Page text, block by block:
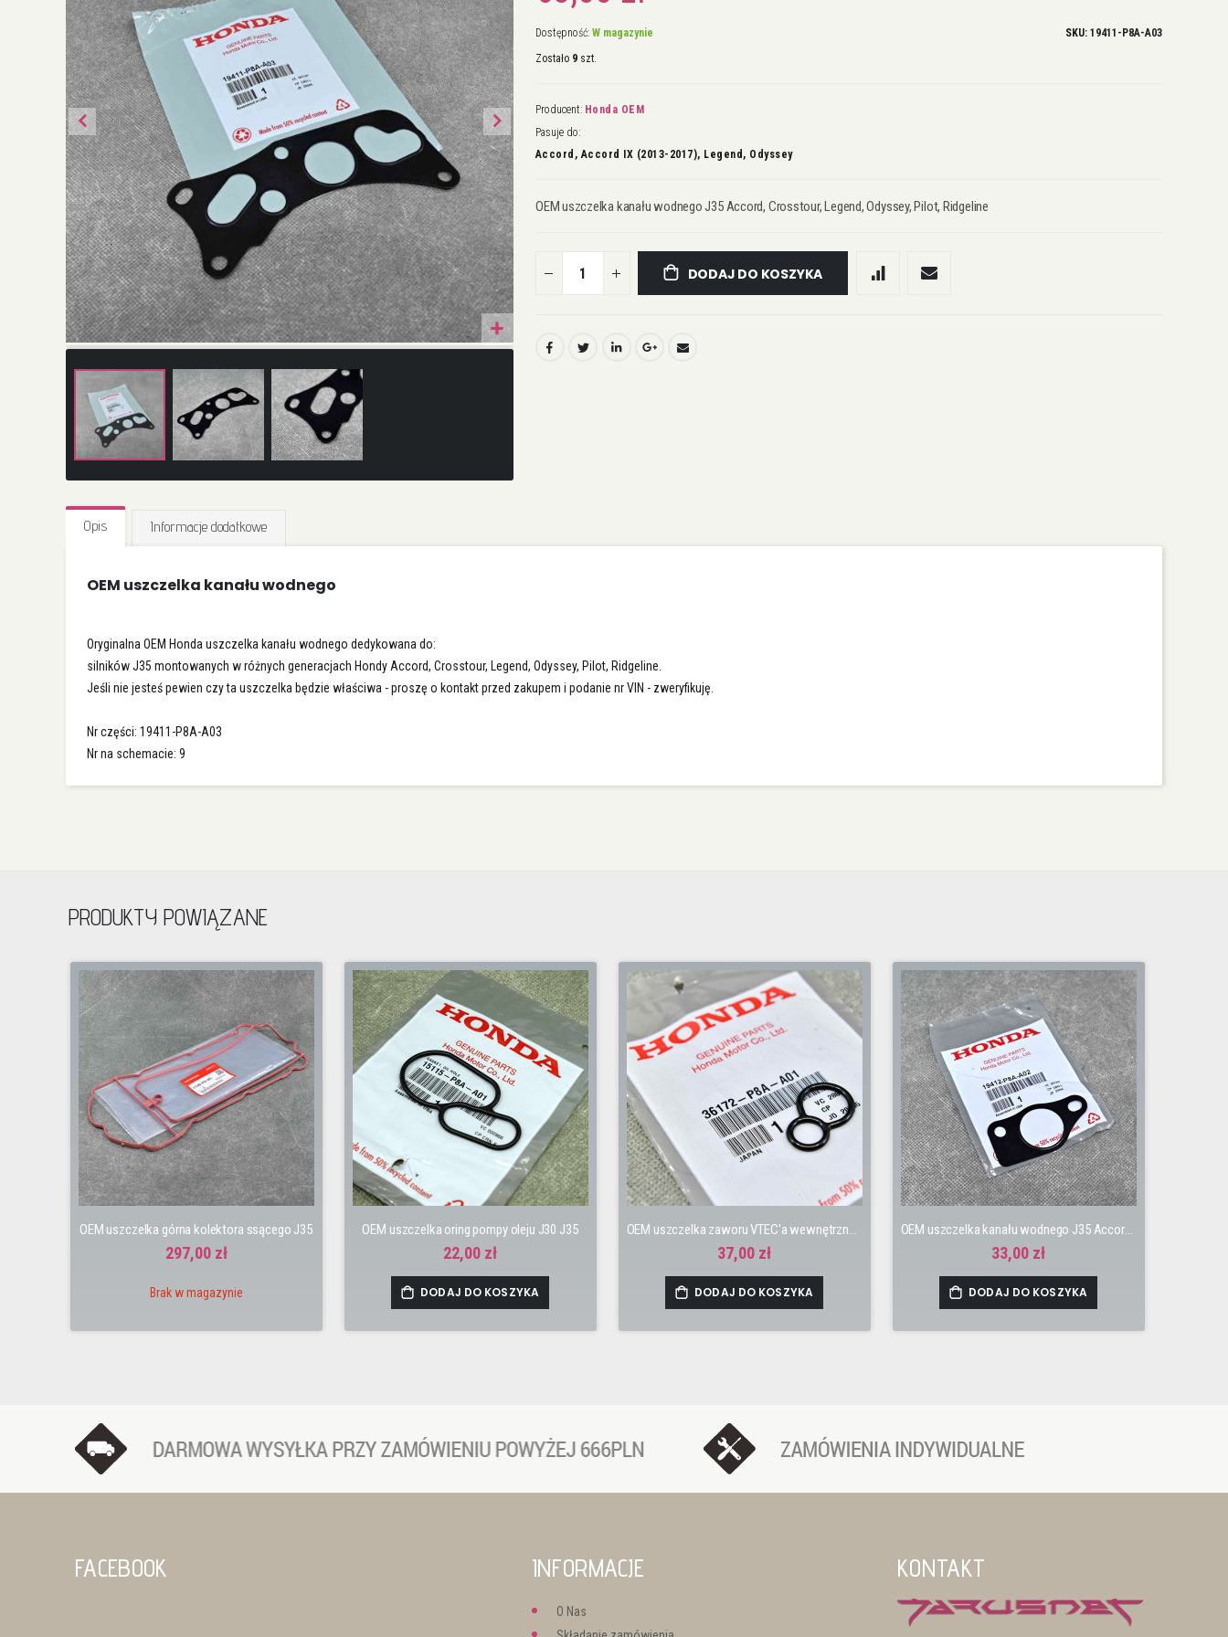
na
początek
Dostępność: W magazynie
Zostało 9szt.
SKU 19411-P8A-A03
Producent: Honda OEM
Pasuje do:
Accord, Accord IX (2013-2017), Legend, Odyssey
OEM uszczelka kanału wodnego J35 Accord, Crosstour, Legend, Odyssey, Pilot, Ridgeline
DODAJ DO KOSZYKA
Opis
OEM uszczelka kanału wodnego
Oryginalna OEM Honda uszczelka kanału wodnego dedykowana do:
silników J35 montowanych w różnych generacjach Hondy Accord, Crosstour, Legend, Odyssey, Pilot, Ridgeline.
Jeśli nie jesteś pewien czy ta uszczelka będzie właściwa - proszę o kontakt przed zakupem i podanie nr VIN - zweryfikuję.
Nr części: 19411-P8A-A03
Nr na schemacie: 9
Informacje dodatkowe
PRODUKTY POWIĄZANE
OEM uszczelka górna kolektora ssącego J35
297,00 zł
Brak w magazynie
OEM uszczelka oring pompy oleju J30 J35
22,00 zł
DODAJ DO KOSZYKA
OEM uszczelka zaworu VTEC'a wewnętrzna J35
37,00 zł
DODAJ DO KOSZYKA
OEM uszczelka kanału wodnego J35 Accord, Crosstour, Legend, Odyssey, Pilot, Ridgeline
33,00 zł
DODAJ DO KOSZYKA
FACEBOOK INFORMACJE
O Nas
KONTAKT